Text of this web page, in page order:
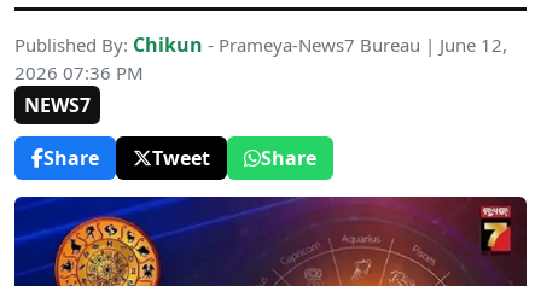
Published By: Chikun - Prameya-News7 Bureau | June 12,
2026 07:36 PM
NEWS7
Share
Tweet Share